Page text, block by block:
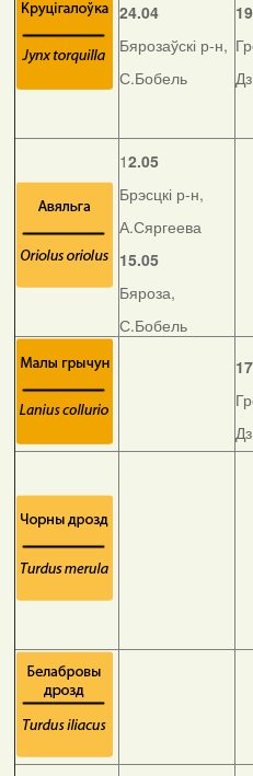
24.04
Бярозаўскі р-н,
С.Бобель
12.05
Брэсцкі р-н,
А.Сяргеева
15.05
Бяроза,
С.Бобель